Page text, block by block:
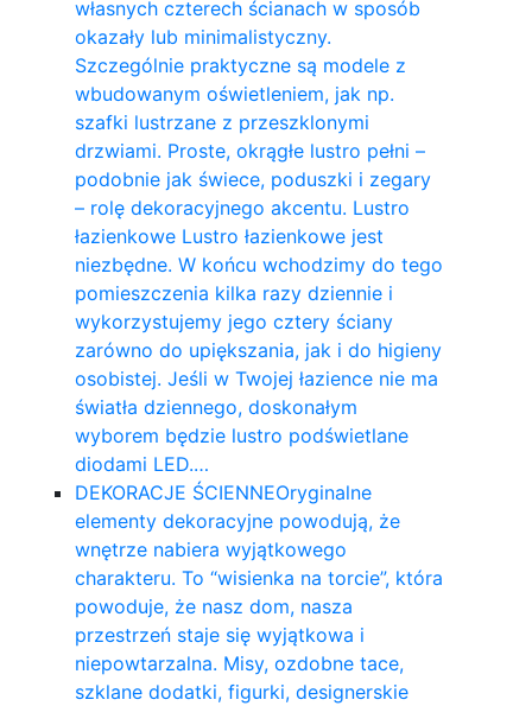
własnych czterech ścianach w sposób
okazały lub minimalistyczny.
Szczególnie praktyczne są modele z
wbudowanym oświetleniem, jak np.
szafki lustrzane z przeszklonymi
drzwiami. Proste, okrągłe lustro pełni –
podobnie jak świece, poduszki i zegary
– rolę dekoracyjnego akcentu. Lustro
łazienkowe Lustro łazienkowe jest
niezbędne. W końcu wchodzimy do tego
pomieszczenia kilka razy dziennie i
wykorzystujemy jego cztery ściany
zarówno do upiększania, jak i do higieny
osobistej. Jeśli w Twojej łazience nie ma
światła dziennego, doskonałym
wyborem będzie lustro podświetlane
diodami LED.…
DEKORACJE ŚCIENNEOryginalne
elementy dekoracyjne powodują, że
wnętrze nabiera wyjątkowego
charakteru. To “wisienka na torcie”, która
powoduje, że nasz dom, nasza
przestrzeń staje się wyjątkowa i
niepowtarzalna. Misy, ozdobne tace,
szklane dodatki, figurki, designerskie